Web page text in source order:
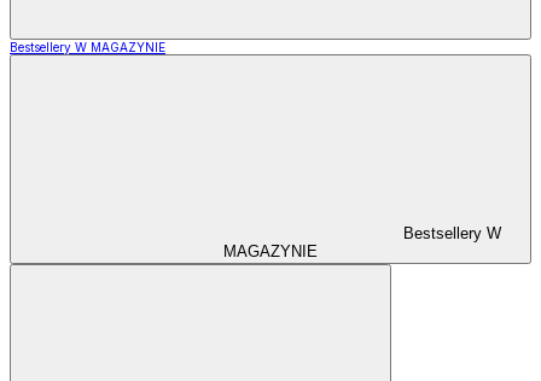
Bestsellery W MAGAZYNIE
Bestsellery W
MAGAZYNIE